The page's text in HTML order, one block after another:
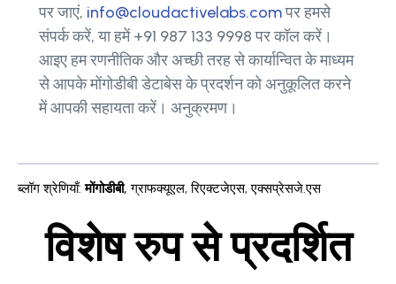
पर जाएं, info@cloudactivelabs.comपर हमसे
संपर्क करें, या हमें +91 987 133 9998 पर कॉल करें।
आइए हम रणनीतिक और अच्छी तरह से कार्यान्वित के माध्यम
से आपके मोंगोडीबी डेटाबेस के प्रदर्शन को अनुकूलित करने
में आपकी सहायता करें। अनुक्रमण।
ब्लॉग श्रेणियाँ: मोंगोडीबी, ग्राफक्यूएल,रिएक्टजेएस,एक्सप्रेसजे.एस
विशेष रुप से प्रदर्शित